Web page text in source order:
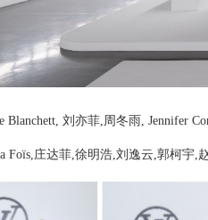
Blanchett, 刘亦菲,周冬雨, Jennifer
Foïs,庄达菲,徐明浩,刘逸云,郭柯宇,